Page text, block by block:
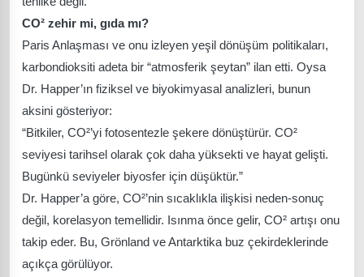
CO² zehir mi, gıda mı?
Paris Anlaşması ve onu izleyen yeşil dönüşüm politikaları,
karbondioksiti adeta bir “atmosferik şeytan” ilan etti. Oysa
Dr. Happer’ın fiziksel ve biyokimyasal analizleri, bunun
aksini gösteriyor:
“Bitkiler, CO²’yi fotosentezle şekere dönüştürür. CO²
seviyesi tarihsel olarak çok daha yüksekti ve hayat gelişti.
Bugünkü seviyeler biyosfer için düşüktür.”
Dr. Happer’a göre, CO²’nin sıcaklıkla ilişkisi neden-sonuç
değil, korelasyon temellidir. Isınma önce gelir, CO² artışı onu
takip eder. Bu, Grönland ve Antarktika buz çekirdeklerinde
açıkça görülüyor.